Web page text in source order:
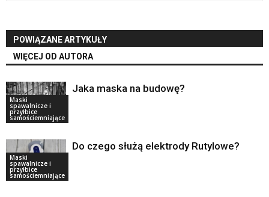
POWIĄZANE ARTYKUŁY
WIĘCEJ OD AUTORA
Maski
spawalnicze i
przyłbice
samościemniające
Jaka maska na budowę?
Maski
spawalnicze i
przyłbice
samościemniające
Do czego służą elektrody Rutylowe?